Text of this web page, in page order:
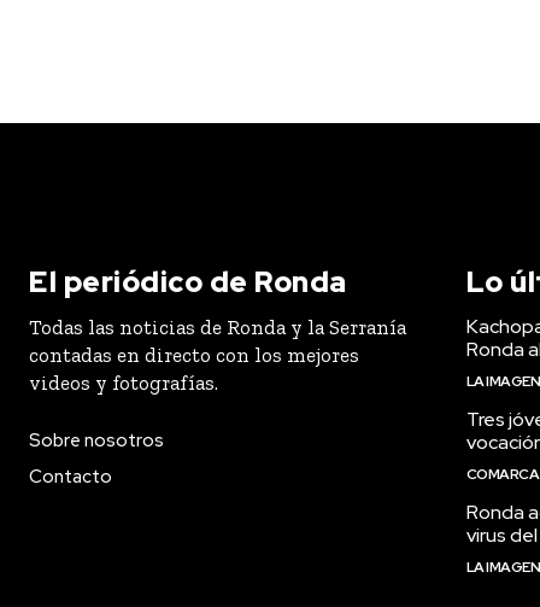
El periódico de Ronda
Todas las noticias de Ronda y la Serranía
contadas en directo con los mejores
videos y fotografías.
Sobre nosotros
Contacto
Lo
Ronda
LA IMAGEN
Tres
COMARCA
Ronda
virus
LA IMAGEN